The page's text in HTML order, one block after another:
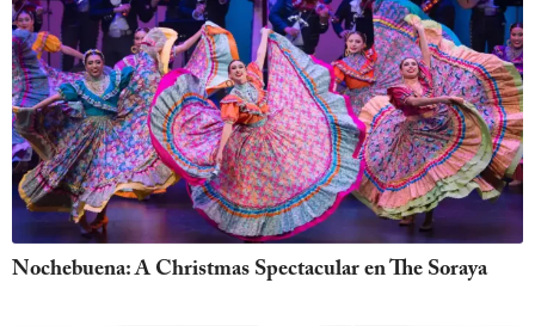
Nochebuena: A Christmas Spectacular en The Soraya